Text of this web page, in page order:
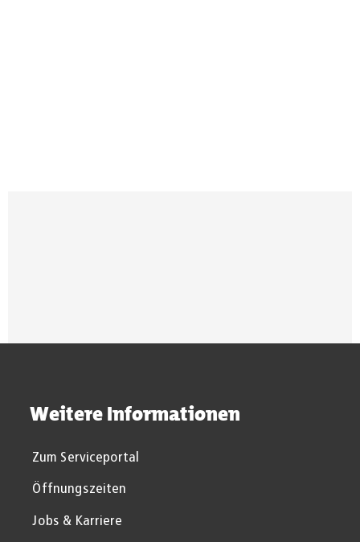
Weitere Informationen
Zum Serviceportal
Öffnungszeiten
Jobs & Karriere